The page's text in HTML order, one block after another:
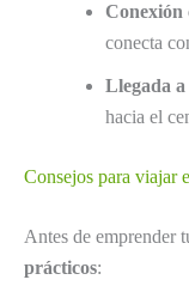
Conexión
conecta
Llegada
hacia el
Consejos para viajar
Antes de emprender
prácticos: